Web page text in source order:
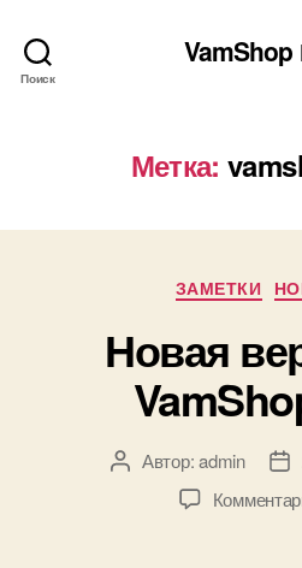
Поиск
VamShop
Метка:
ЗАМЕТКИ
Новая
АвторАвтор:admin